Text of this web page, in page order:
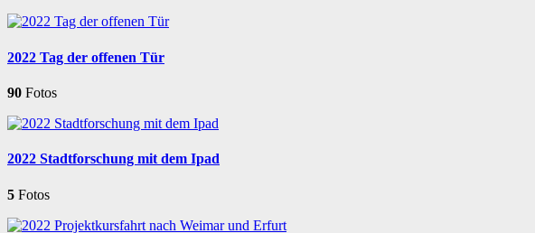
2022 Tag der offenen Tür
90 Fotos
2022 Stadtforschung mit dem Ipad
5 Fotos